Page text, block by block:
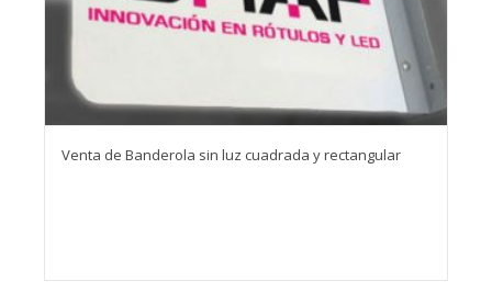
Venta de Banderola sin luz cuadrada y rectangular